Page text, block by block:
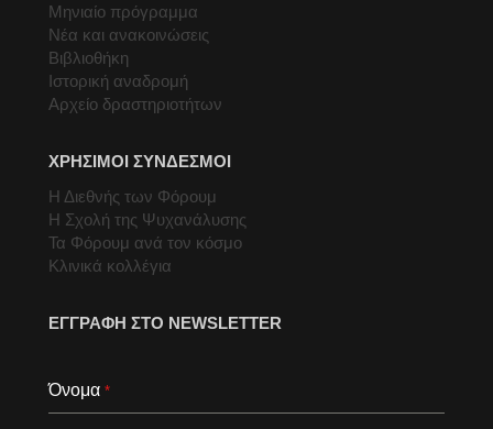
Μηνιαίο πρόγραμμα
Νέα και ανακοινώσεις
Βιβλιοθήκη
Ιστορική αναδρομή
Αρχείο δραστηριοτήτων
ΧΡΗΣΙΜΟΙ ΣΥΝΔΕΣΜΟΙ
Η Διεθνής των Φόρουμ
Η Σχολή της Ψυχανάλυσης
Τα Φόρουμ ανά τον κόσμο
Κλινικά κολλέγια
ΕΓΓΡΑΦΗ ΣΤΟ NEWSLETTER
Όνομα *